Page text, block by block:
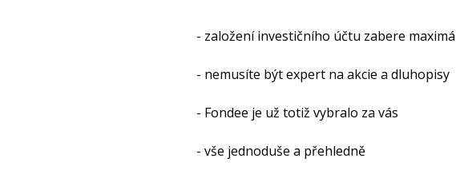
- založení investičního účtu zabere
- nemusíte být expert na akcie a dluhopisy
- Fondee je už totiž vybralo za vás
- vše jednoduše a přehledně